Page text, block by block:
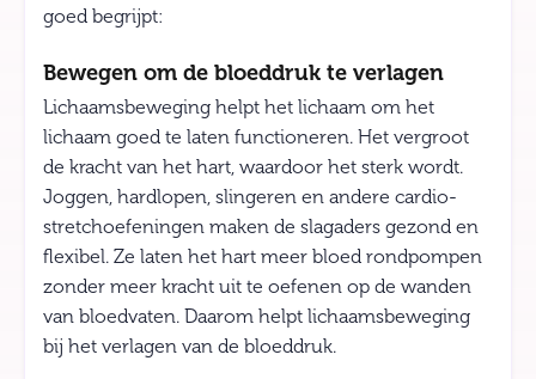
goed begrijpt:
Bewegen om de bloeddruk te verlagen
Lichaamsbeweging helpt het lichaam om het
lichaam goed te laten functioneren. Het vergroot
de kracht van het hart, waardoor het sterk wordt.
Joggen, hardlopen, slingeren en andere cardio-
stretchoefeningen maken de slagaders gezond en
flexibel. Ze laten het hart meer bloed rondpompen
zonder meer kracht uit te oefenen op de wanden
van bloedvaten. Daarom helpt lichaamsbeweging
bij het verlagen van de bloeddruk.